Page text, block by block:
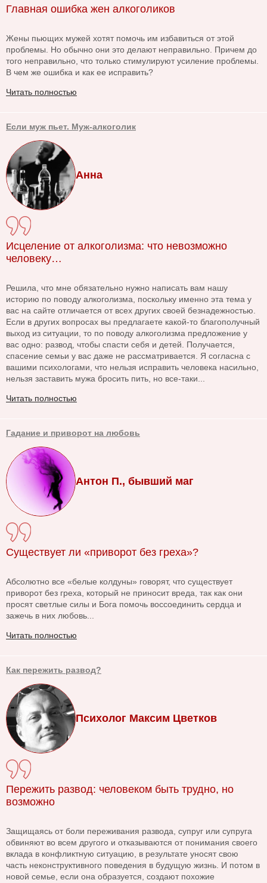
Главная ошибка жен алкоголиков
Жены пьющих мужей хотят помочь им избавиться от этой
проблемы. Но обычно они это делают неправильно. Причем до
того неправильно, что только стимулируют усиление проблемы.
В чем же ошибка и как ее исправить?
Читать полностью
Если муж пьет. Муж-алкоголик
Анна
Исцеление от алкоголизма: что невозможно
человеку…
Решила, что мне обязательно нужно написать вам нашу
историю по поводу алкоголизма, поскольку именно эта тема у
вас на сайте отличается от всех других своей безнадежностью.
Если в других вопросах вы предлагаете какой-то благополучный
выход из ситуации, то по поводу алкоголизма предложение у
вас одно: развод, чтобы спасти себя и детей. Получается,
спасение семьи у вас даже не рассматривается. Я согласна с
вашими психологами, что нельзя исправить человека насильно,
нельзя заставить мужа бросить пить, но все-таки...
Читать полностью
Гадание и приворот на любовь
Антон П., бывший маг
Существует ли «приворот без греха»?
Абсолютно все «белые колдуны» говорят, что существует
приворот без греха, который не приносит вреда, так как они
просят светлые силы и Бога помочь воссоединить сердца и
зажечь в них любовь...
Читать полностью
Как пережить развод?
Психолог Максим Цветков
Пережить развод: человеком быть трудно, но
возможно
Защищаясь от боли переживания развода, супруг или супруга
обвиняют во всем другого и отказываются от понимания своего
вклада в конфликтную ситуацию, в результате уносят свою
часть неконструктивного поведения в будущую жизнь. И потом в
новой семье, если она образуется, создают похожие